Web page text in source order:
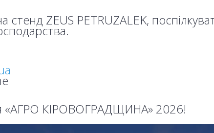
стенд ZEUS PETRUZALEK,
«АГРО КІРОВОГРАДЩИНА» 2026!